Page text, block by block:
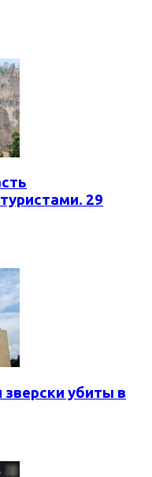
29
убиты в